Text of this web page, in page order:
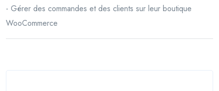
- Gérer des commandes et des clients sur leur boutique
WooCommerce